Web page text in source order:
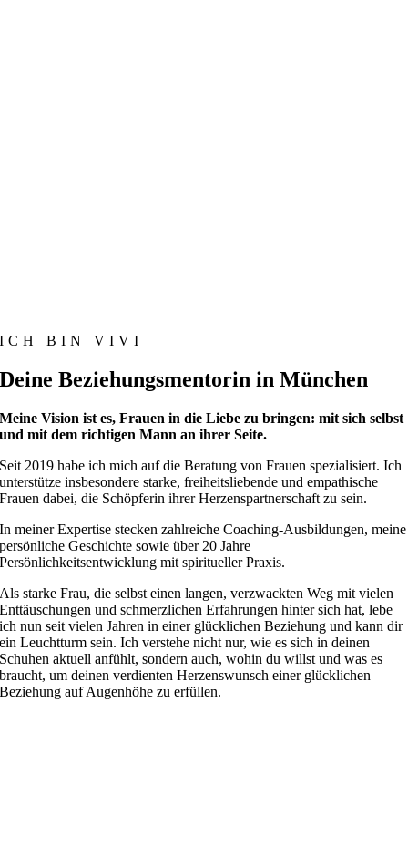
ICH BIN VIVI
Deine Beziehungs­mentorin in München
Meine Vision ist es, Frauen in die Liebe zu bringen: mit sich selbst
und mit dem richtigen Mann an ihrer Seite.
Seit 2019 habe ich mich auf die Beratung von Frauen spezialisiert. Ich
unterstütze insbesondere starke, freiheitsliebende und empathische
Frauen dabei, die Schöpferin ihrer Herzenspartnerschaft zu sein.
In meiner Expertise stecken zahlreiche Coaching-Ausbildungen, meine
persönliche Geschichte sowie über 20 Jahre
Persönlichkeitsentwicklung mit spiritueller Praxis.
Als starke Frau, die selbst einen langen, verzwackten Weg mit vielen
Enttäuschungen und schmerzlichen Erfahrungen hinter sich hat, lebe
ich nun seit vielen Jahren in einer glücklichen Beziehung und kann dir
ein Leuchtturm sein. Ich verstehe nicht nur, wie es sich in deinen
Schuhen aktuell anfühlt, sondern auch, wohin du willst und was es
braucht, um deinen verdienten Herzenswunsch einer glücklichen
Beziehung auf Augenhöhe zu erfüllen.